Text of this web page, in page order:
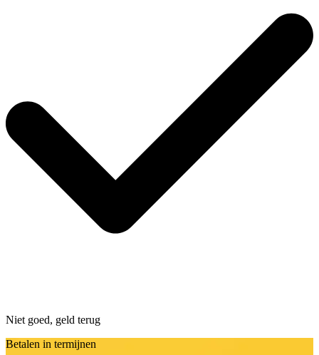
Niet goed, geld terug
Betalen in termijnen